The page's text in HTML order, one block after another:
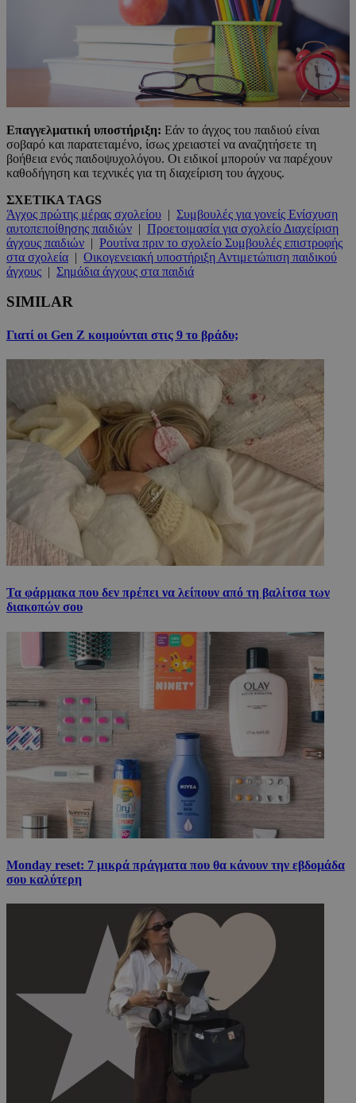
Επαγγελματική υποστήριξη: Εάν το άγχος του παιδιού είναι
σοβαρό και παρατεταμένο, ίσως χρειαστεί να αναζητήσετε τη
βοήθεια ενός παιδοψυχολόγου. Οι ειδικοί μπορούν να παρέχουν
καθοδήγηση και τεχνικές για τη διαχείριση του άγχους.
ΣΧΕΤΙΚΑ TAGS
Άγχος πρώτης μέρας σχολείου | Συμβουλές για γονείς Ενίσχυση
αυτοπεποίθησης παιδιών | Προετοιμασία για σχολείο Διαχείριση
άγχους παιδιών | Ρουτίνα πριν το σχολείο Συμβουλές επιστροφής
στα σχολεία | Οικογενειακή υποστήριξη Αντιμετώπιση παιδικού
άγχους | Σημάδια άγχους στα παιδιά
SIMILAR
Γιατί οι Gen Z κοιμούνται στις 9 το βράδυ;
Τα φάρμακα που δεν πρέπει να λείπουν από τη βαλίτσα των
διακοπών σου
Monday reset: 7 μικρά πράγματα που θα κάνουν την εβδομάδα
σου καλύτερη